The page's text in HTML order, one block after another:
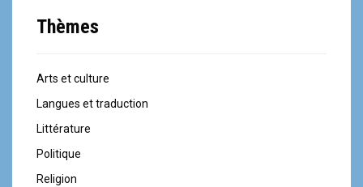
Thèmes
Arts et culture
Langues et traduction
Littérature
Politique
Religion